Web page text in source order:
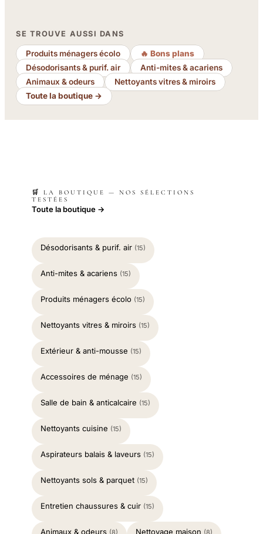
SE TROUVE AUSSI DANS
Produits ménagers écolo
🔥 Bons plans
Désodorisants & purif. air
Anti-mites & acariens
Animaux & odeurs
Nettoyants vitres & miroirs
Toute la boutique →
🛒 LA BOUTIQUE — NOS SÉLECTIONS
TESTÉES
Toute la boutique →
Désodorisants & purif. air (15)
Anti-mites & acariens (15)
Produits ménagers écolo (15)
Nettoyants vitres & miroirs (15)
Extérieur & anti-mousse (15)
Accessoires de ménage (15)
Salle de bain & anticalcaire (15)
Nettoyants cuisine (15)
Aspirateurs balais & laveurs (15)
Nettoyants sols & parquet (15)
Entretien chaussures & cuir (15)
Animaux & odeurs Nettoyage maison